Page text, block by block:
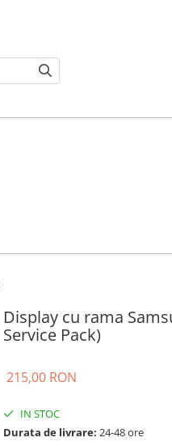
Display cu rama
Service Pack)
215,00 RON
IN STOC
Durata de livrare: 24-48 ore